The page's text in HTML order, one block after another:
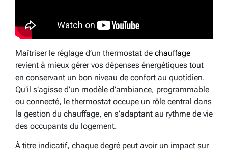
Maîtriser le réglage d’un thermostat de chauffage
revient à mieux gérer vos dépenses énergétiques tout
en conservant un bon niveau de confort au quotidien.
Qu’il s’agisse d’un modèle d’ambiance, programmable
ou connecté, le thermostat occupe un rôle central dans
la gestion du chauffage, en s’adaptant au rythme de vie
des occupants du logement.
À titre indicatif, chaque degré peut avoir un impact sur